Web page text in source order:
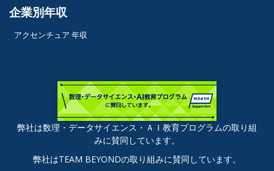
企業別年収
アクセンチュア 年収
弊社は数理・データサイエンス・ＡＩ教育プログラムの取り組
みに賛同しています。
弊社はTEAM BEYONDの取り組みに賛同しています。